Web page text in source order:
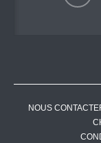
NOUS